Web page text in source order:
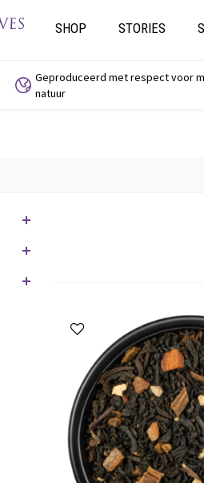
SHOP STORIES
Geproduceerd met respect voor
natuur